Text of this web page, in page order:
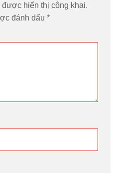
hiển thị công khai.
đánh dấu *